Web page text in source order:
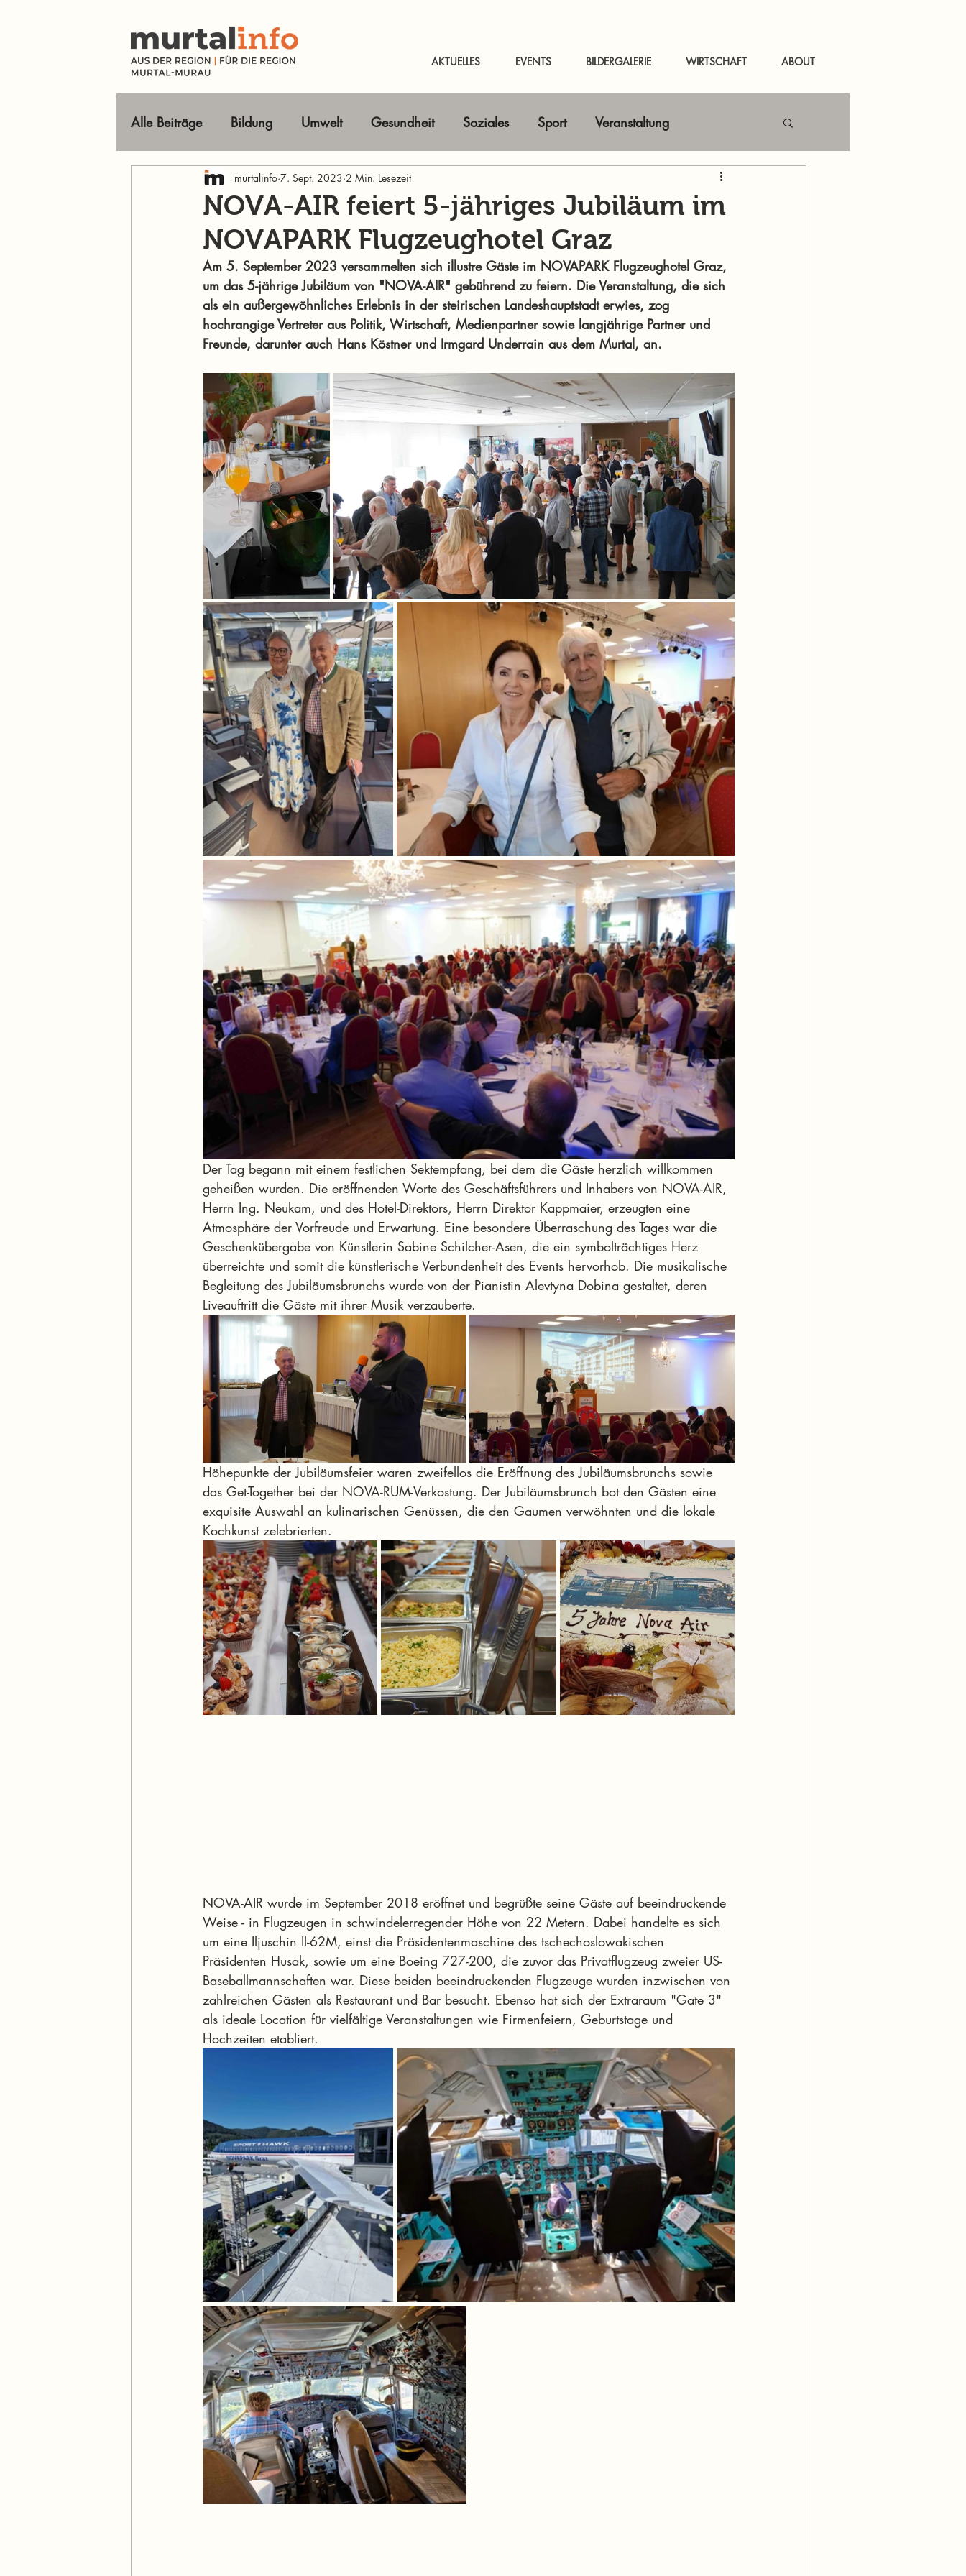
AKTUELLES EVENTS BILDERGALERIE WIRTSCHAFT ABOUT
Alle Beiträge Bildung Umwelt Gesundheit Soziales Sport Veranstaltung
Tourismus Ausflugsziele Horizont erweitern
Wirtschaft Freizeit Online-Magazin News Murtal & Murau News Murtal
Im Fokus
NOVA-AIR feiert 5-jähriges Jubiläum im
NOVAPARK Flugzeughotel Graz
murtalinfo 7. Sept. 2023 2 Min. Lesezeit
Am 5. September 2023 versammelten sich illustre Gäste im NOVAPARK Flugzeughotel Graz,
um das 5-jährige Jubiläum von "NOVA-AIR" gebührend zu feiern. Die Veranstaltung, die sich
als ein außergewöhnliches Erlebnis in der steirischen Landeshauptstadt erwies, zog
hochrangige Vertreter aus Politik, Wirtschaft, Medienpartner sowie langjährige Partner und
Freunde, darunter auch Hans Köstner und Irmgard Underrain aus dem Murtal, an.
Der Tag begann mit einem festlichen Sektempfang, bei dem die Gäste herzlich willkommen
geheißen wurden. Die eröffnenden Worte des Geschäftsführers und Inhabers von NOVA-AIR,
Herrn Ing. Neukam, und des Hotel-Direktors, Herrn Direktor Kappmaier, erzeugten eine
Atmosphäre der Vorfreude und Erwartung. Eine besondere Überraschung des Tages war die
Geschenkübergabe von Künstlerin Sabine Schilcher-Asen, die ein symbolträchtiges Herz
überreichte und somit die künstlerische Verbundenheit des Events hervorhob. Die musikalische
Begleitung des Jubiläumsbrunchs wurde von der Pianistin Alevtyna Dobina gestaltet, deren
Liveauftritt die Gäste mit ihrer Musik verzauberte.
Höhepunkte der Jubiläumsfeier waren zweifellos die Eröffnung des Jubiläumsbrunchs sowie
das Get-Together bei der NOVA-RUM-Verkostung. Der Jubiläumsbrunch bot den Gästen eine
exquisite Auswahl an kulinarischen Genüssen, die den Gaumen verwöhnten und die lokale
Kochkunst zelebrierten.
NOVA-AIR wurde im September 2018 eröffnet und begrüßte seine Gäste auf beeindruckende
Weise - in Flugzeugen in schwindelerregender Höhe von 22 Metern. Dabei handelte es sich
um eine Iljuschin Il-62M, einst die Präsidentenmaschine des tschechoslowakischen
Präsidenten Husak, sowie um eine Boeing 727-200, die zuvor das Privatflugzeug zweier US-
Baseballmannschaften war. Diese beiden beeindruckenden Flugzeuge wurden inzwischen von
zahlreichen Gästen als Restaurant und Bar besucht. Ebenso hat sich der Extraraum "Gate 3"
als ideale Location für vielfältige Veranstaltungen wie Firmenfeiern, Geburtstage und
Hochzeiten etabliert.